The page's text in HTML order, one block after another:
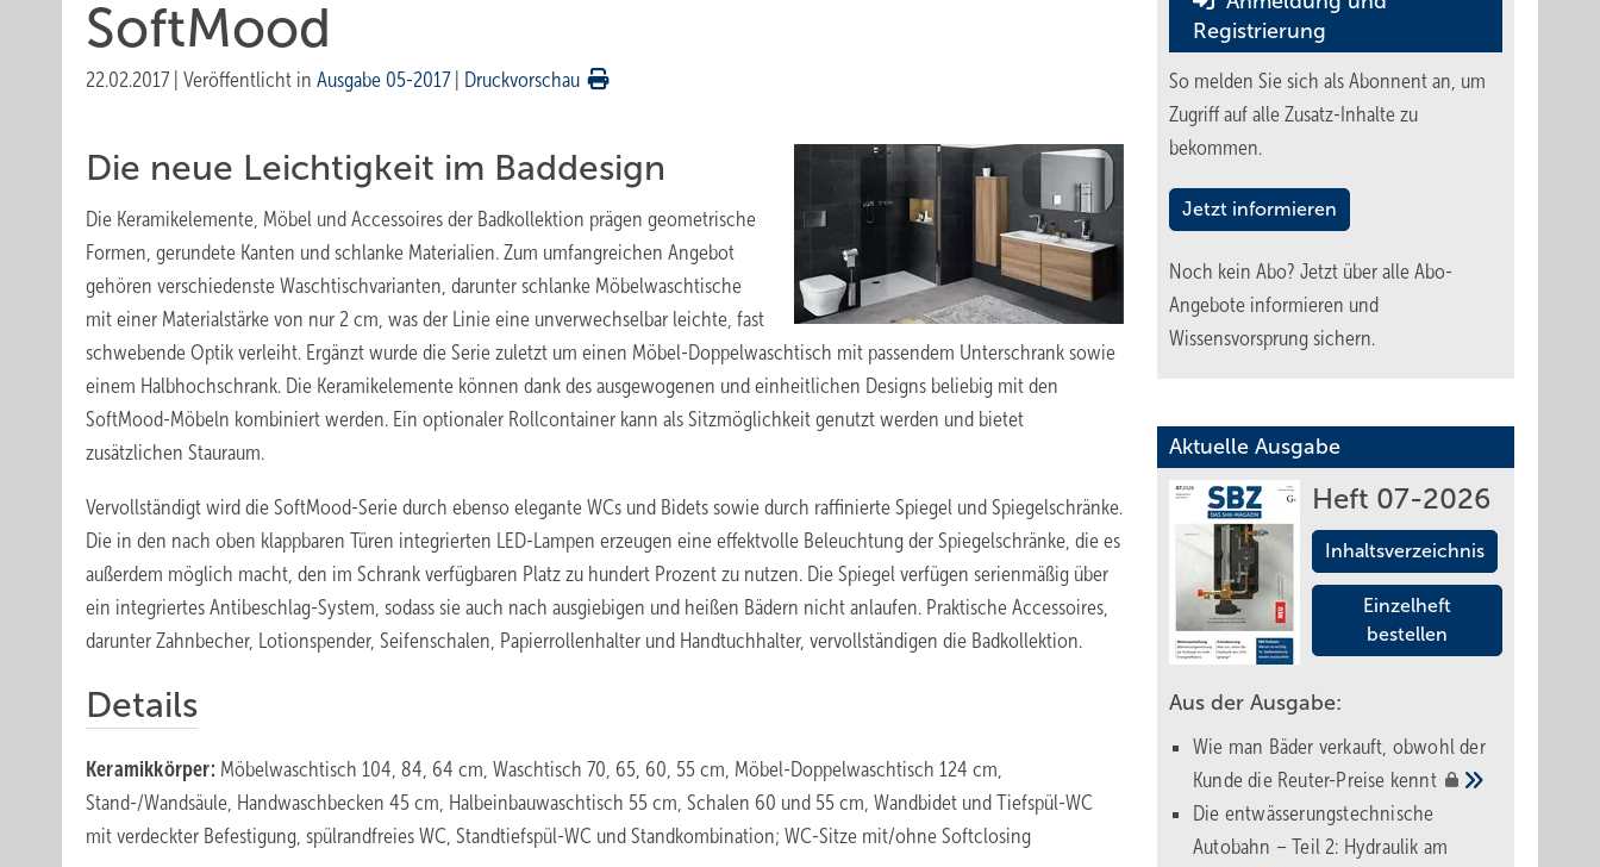
SoftMood
22.02.2017 Veröffentlicht in Ausgabe 05-2017 Druckvorschau
Die neue Leichtigkeit im Baddesign
Die Keramikelemente, Möbel und Accessoires der Badkollektion prägen geometrische
Formen, gerundete Kanten und schlanke Materialien. Zum umfangreichen Angebot
gehören verschiedenste Waschtischvarianten, darunter schlanke Möbelwaschtische
mit einer Materialstärke von nur 2 cm, was der Linie eine unverwechselbar leichte, fast
schwebende Optik verleiht. Ergänzt wurde die Serie zuletzt um einen Möbel-Doppelwaschtisch mit passendem Unterschrank sowie
einem Halbhochschrank. Die Keramikelemente können dank des ausgewogenen und einheitlichen Designs beliebig mit den
SoftMood-Möbeln kombiniert werden. Ein optionaler Rollcontainer kann als Sitzmöglichkeit genutzt werden und bietet
zusätzlichen Stauraum.
Vervollständigt wird die SoftMood-Serie durch ebenso elegante WCs und Bidets sowie durch raffinierte Spiegel und Spiegelschränke.
Die in den nach oben klappbaren Türen integrierten LED-Lampen erzeugen eine effektvolle Beleuchtung der Spiegelschränke, die es
außerdem möglich macht, den im Schrank verfügbaren Platz zu hundert Prozent zu nutzen. Die Spiegel verfügen serienmäßig über
ein integriertes Antibeschlag-System, sodass sie auch nach ausgiebigen und heißen Bädern nicht anlaufen. Praktische Accessoires,
darunter Zahnbecher, Lotionspender, Seifenschalen, Papierrollenhalter und Handtuchhalter, vervollständigen die Badkollektion.
Details
Keramikkörper: Möbelwaschtisch 104, 84, 64 cm, Waschtisch 70, 65, 60, 55 cm, Möbel-Doppelwaschtisch 124 cm,
Stand-/Wandsäule, Handwaschbecken 45 cm, Halbeinbauwaschtisch 55 cm, Schalen 60 und 55 cm, Wandbidet und Tiefspül-WC
mit verdeckter Befestigung, spülrandfreies WC, Standtiefspül-WC und Standkombination; WC-Sitze mit/ohne Softclosing
Registrierung
So melden Sie sich als Abonnent an, um
Zugriff auf alle Zusatz-Inhalte zu
bekommen.
Jetzt informieren
Noch kein Abo? Jetzt über alle Abo-
Angebote informieren und
Wissensvorsprung sichern.
Aktuelle Ausgabe
Heft 07-2026
Inhaltsverzeichnis
Einzelheft
bestellen
Aus der Ausgabe:
Wie man Bäder verkauft, obwohl der
Kunde die Reuter-Preise kennt
Die entwässerungstechnische
Autobahn – Teil 2: Hydraulik am